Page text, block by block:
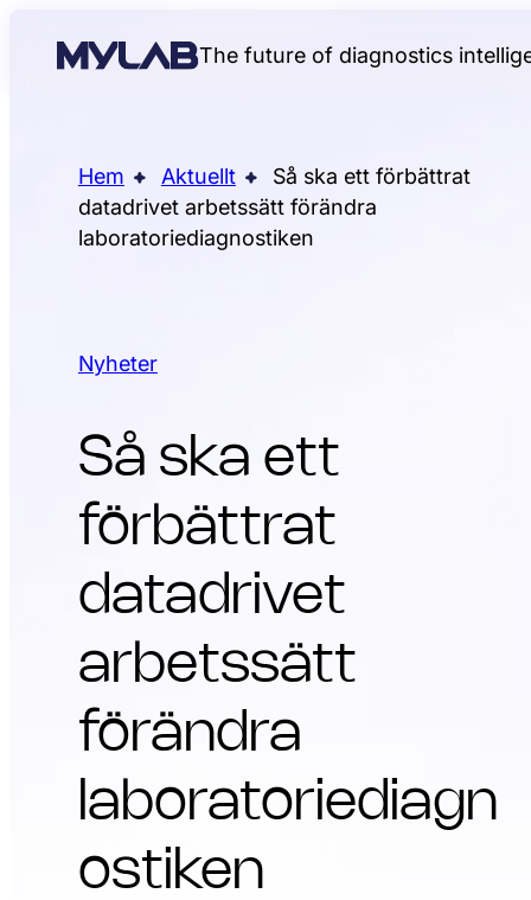
The future of diagnostics
Hem Aktuellt
Så ska ett förbättrat
datadrivet arbetssätt förändra
laboratoriediagnostiken
Nyheter
Så ska ett
förbättrat
datadrivet
arbetssätt
förändra
laboratoriediagn
ostiken